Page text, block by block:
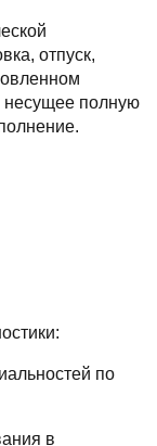
отпуск,
несущее полную
по
в